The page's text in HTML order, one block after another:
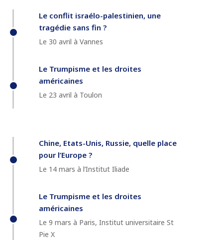
Le conflit israélo-palestinien, une
tragédie sans fin ?
Le 30 avril à Vannes
Le Trumpisme et les droites
américaines
Le 23 avril à Toulon
Chine, Etats-Unis, Russie, quelle place
pour l’Europe ?
Le 14 mars à l’Institut Iliade
Le Trumpisme et les droites
américaines
Le 9 mars à Paris, Institut universitaire St
Pie X